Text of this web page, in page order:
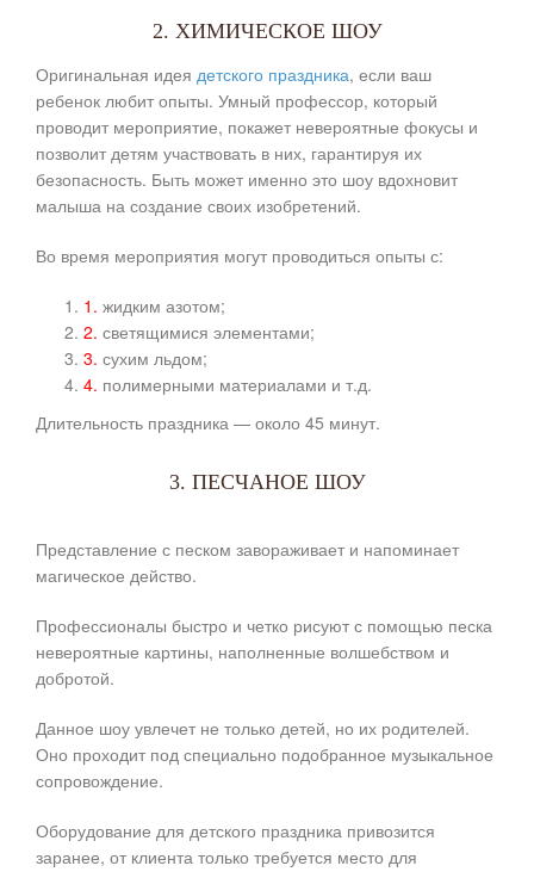
2. ХИМИЧЕСКОЕ ШОУ
Оригинальная идея детского праздника, если ваш
ребенок любит опыты. Умный профессор, который
проводит мероприятие, покажет невероятные фокусы и
позволит детям участвовать в них, гарантируя их
безопасность. Быть может именно это шоу вдохновит
малыша на создание своих изобретений.
Во время мероприятия могут проводиться опыты с:
жидким азотом;
светящимися элементами;
сухим льдом;
полимерными материалами и т.д.
Длительность праздника — около 45 минут.
3. ПЕСЧАНОЕ ШОУ
Представление с песком завораживает и напоминает
магическое действо.
Профессионалы быстро и четко рисуют с помощью песка
невероятные картины, наполненные волшебством и
добротой.
Данное шоу увлечет не только детей, но их родителей.
Оно проходит под специально подобранное музыкальное
сопровождение.
Оборудование для детского праздника привозится
заранее, от клиента только требуется место для